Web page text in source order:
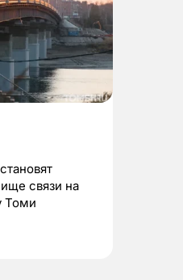
связи на
Томи